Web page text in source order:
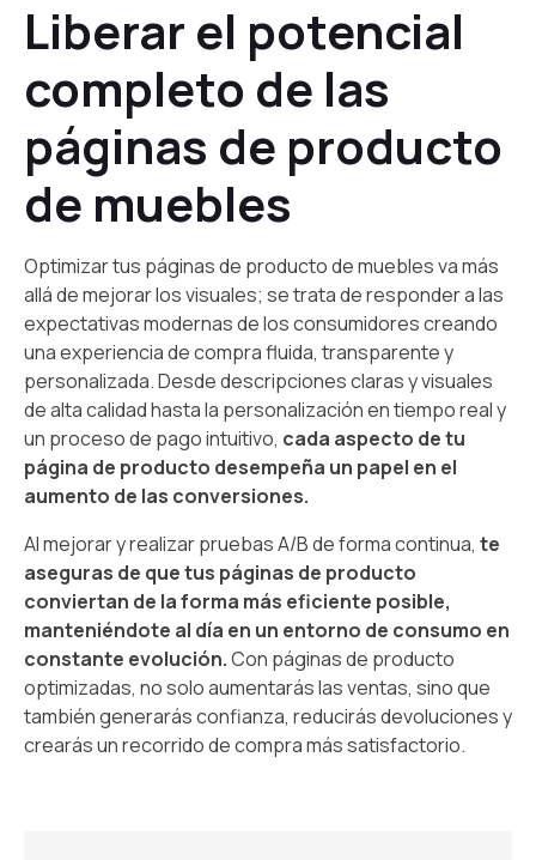
Liberar el potencial
completo de las
páginas de producto
de muebles
Optimizar tus páginas de producto de muebles va más
allá de mejorar los visuales; se trata de responder a las
expectativas modernas de los consumidores creando
una experiencia de compra fluida, transparente y
personalizada. Desde descripciones claras y visuales
de alta calidad hasta la personalización en tiempo real y
un proceso de pago intuitivo, cada aspecto de tu
página de producto desempeña un papel en el
aumento de las conversiones.
Al mejorar y realizar pruebas A/B de forma continua, te
aseguras de que tus páginas de producto
conviertan de la forma más eficiente posible,
manteniéndote al día en un entorno de consumo en
constante evolución.Con páginas de producto
optimizadas, no solo aumentarás las ventas, sino que
también generarás confianza, reducirás devoluciones y
crearás un recorrido de compra más satisfactorio.